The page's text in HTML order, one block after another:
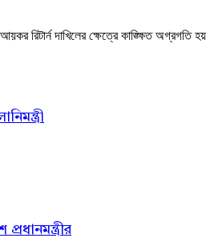
রিটার্ন দাখিলের ক্ষেত্রে কাঙ্ক্ষিত অগ্রগতি